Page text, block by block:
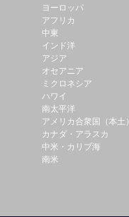
ヨーロッパ
アフリカ
中東
インド洋
アジア
オセアニア
ミクロネシア
ハワイ
南太平洋
アメリカ合衆国（本土）
カナダ・アラスカ
中米・カリブ海
南米